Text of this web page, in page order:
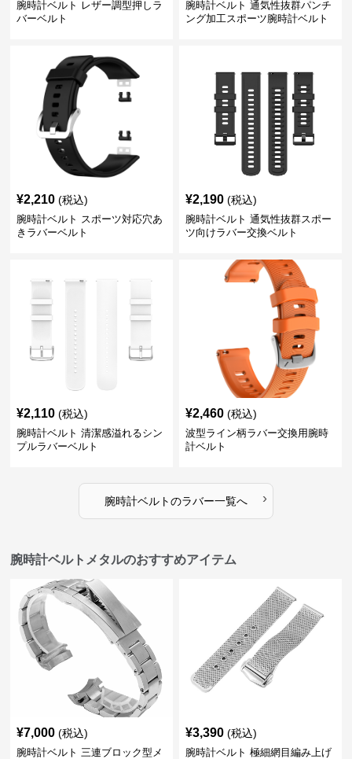
腕時計ベルト レザー調型押しラ
バーベルト
腕時計ベルト 通気性抜群パンチ
ング加工スポーツ腕時計ベルト
¥2,210 (税込)
腕時計ベルト スポーツ対応穴あ
きラバーベルト
¥2,190 (税込)
腕時計ベルト 通気性抜群スポー
ツ向けラバー交換ベルト
¥2,110 (税込)
腕時計ベルト 清潔感溢れるシン
プルラバーベルト
¥2,460 (税込)
波型ライン柄ラバー交換用腕時
計ベルト
腕時計ベルトのラバー一覧へ ›
腕時計ベルトメタルのおすすめアイテム
¥7,000 (税込)
腕時計ベルト 三連ブロック型メ
¥3,390 (税込)
腕時計ベルト 極細網目編み上げ